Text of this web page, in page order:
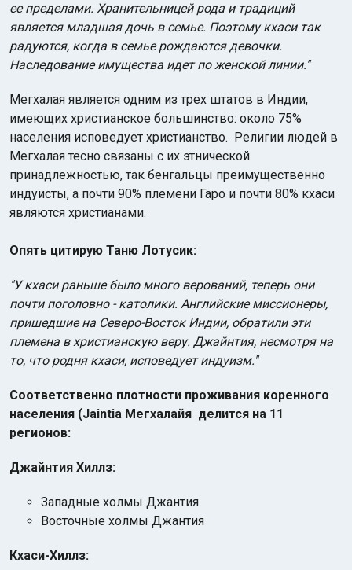
ее пределами. Хранительницей рода и традиций
является младшая дочь в семье. Поэтому кхаси так
радуются, когда в семье рождаются девочки.
Наследование имущества идет по женской линии."
Мегхалая является одним из трех штатов в Индии,
имеющих христианское большинство: около 75%
населения исповедует христианство. Религии людей в
Мегхалая тесно связаны с их этнической
принадлежностью, так бенгальцы преимущественно
индуисты, а почти 90% племени Гаро и почти 80% кхаси
являются христианами.
Опять цитирую Таню Лотусик:
"У кхаси раньше было много верований, теперь они
почти поголовно - католики. Английские миссионеры,
пришедшие на Северо-Восток Индии, обратили эти
племена в христианскую веру. Джайнтия, несмотря на
то, что родня кхаси, исповедует индуизм."
Соответственно плотности проживания коренного
населения (Jaintia Мегхалайя делится на 11
регионов:
Джайнтия Хиллз:
Западные холмы Джантия
Восточные холмы Джантия
Кхаси-Хиллз: